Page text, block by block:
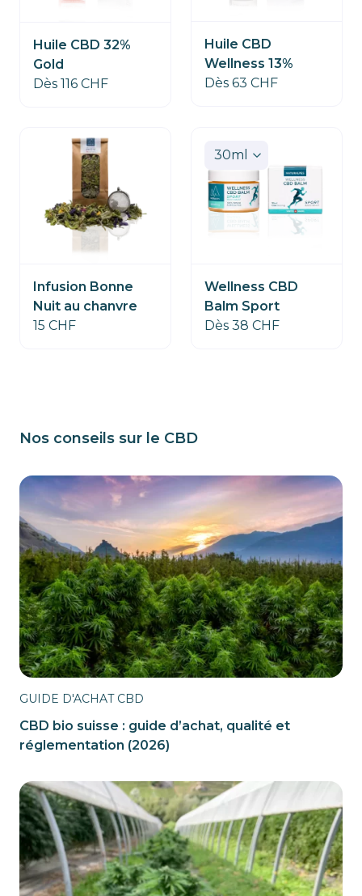
Huile CBD 32%
Gold
Dès 116 CHF
Huile CBD
Wellness 13%
Dès 63 CHF
Infusion Bonne
Nuit au chanvre
15 CHF
Wellness CBD
Balm Sport
Dès 38 CHF
Nos conseils sur le CBD
GUIDE D'ACHAT CBD
CBD bio suisse : guide d’achat, qualité et
réglementation (2026)